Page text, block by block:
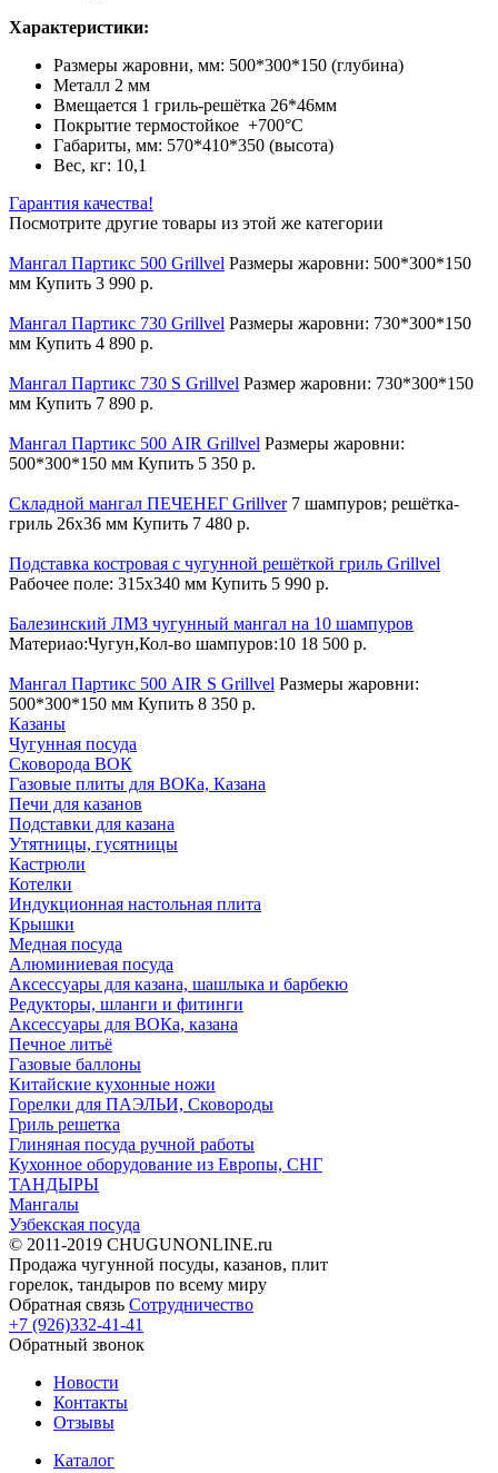
Характеристики:
Размеры жаровни, мм: 500*300*150 (глубина)
Металл 2 мм
Вмещается 1 гриль-решётка 26*46мм
Покрытие термостойкое +700°С
Габариты, мм: 570*410*350 (высота)
Вес, кг: 10,1
Гарантия качества!
Посмотрите другие товары из этой же категории
Мангал Партикс 500 Grillvel Размеры жаровни: 500*300*150
мм Купить 3 990 р.
Мангал Партикс 730 Grillvel Размеры жаровни: 730*300*150
мм Купить 4 890 р.
Мангал Партикс 730 S Grillvel Размер жаровни: 730*300*150
мм Купить 7 890 р.
Мангал Партикс 500 AIR Grillvel Размеры жаровни:
500*300*150 мм Купить 5 350 р.
Складной мангал ПЕЧЕНЕГ Grillver 7 шампуров; решётка-
гриль 26х36 мм Купить 7 480 р.
Подставка костровая с чугунной решёткой гриль Grillvel
Рабочее поле: 315х340 мм Купить 5 990 р.
Балезинский ЛМЗ чугунный мангал на 10 шампуров
Материао:Чугун,Кол-во шампуров:10 18 500 р.
Мангал Партикс 500 AIR S Grillvel Размеры жаровни:
500*300*150 мм Купить 8 350 р.
Казаны
Чугунная посуда
Сковорода ВОК
Газовые плиты для ВОКа, Казана
Печи для казанов
Подставки для казана
Утятницы, гусятницы
Кастрюли
Котелки
Индукционная настольная плита
Крышки
Медная посуда
Алюминиевая посуда
Аксессуары для казана, шашлыка и барбекю
Редукторы, шланги и фитинги
Аксессуары для ВОКа, казана
Печное литьё
Газовые баллоны
Китайские кухонные ножи
Горелки для ПАЭЛЬИ, Сковороды
Гриль решетка
Глиняная посуда ручной работы
Кухонное оборудование из Европы, СНГ
ТАНДЫРЫ
Мангалы
Узбекская посуда
© 2011-2019 CHUGUNONLINE.ru
Продажа чугунной посуды, казанов, плит
горелок, тандыров по всему миру
Обратная связь Сотрудничество
+7 (926)332-41-41
Обратный звонок
Новости
Контакты
Отзывы
Каталог